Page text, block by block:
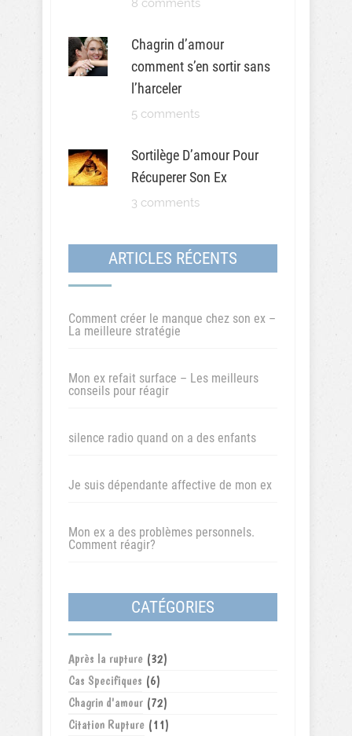
8 comments
Chagrin d’amour
comment s’en sortir sans
l’harceler
5 comments
Sortilège D’amour Pour
Récuperer Son Ex
3 comments
ARTICLES RÉCENTS
Comment créer le manque chez son ex –
La meilleure stratégie
Mon ex refait surface – Les meilleurs
conseils pour réagir
silence radio quand on a des enfants
Je suis dépendante affective de mon ex
Mon ex a des problèmes personnels.
Comment réagir?
CATÉGORIES
Après la rupture (32)
Cas Specifiques (6)
Chagrin d'amour (72)
Citation Rupture (11)